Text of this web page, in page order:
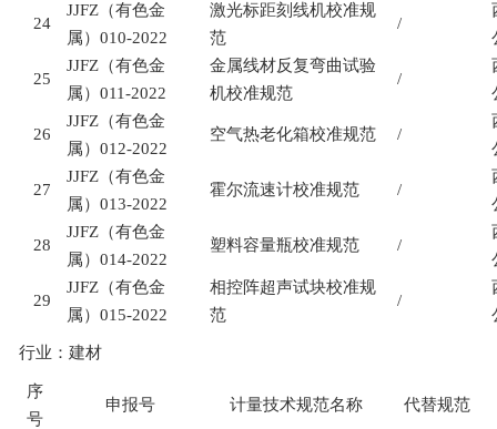
24
JJFZ （有色金
属） 010-2022
激光标距刻线机校准规
范
/
25
JJFZ （有色金
属） 011-2022
金属线材反复弯曲试验
机校准规范
/
26
JJFZ （有色金
属） 012-2022
空气热老化箱校准规范 /
27
JJFZ （有色金
属） 013-2022
霍尔流速计校准规范 /
28
JJFZ （有色金
属） 014-2022
塑料容量瓶校准规范 /
29
JJFZ （有色金
属） 015-2022
相控阵超声试块校准规
范
/
行业：建材
序
号
申报号 计量技术规范名称 代替规范